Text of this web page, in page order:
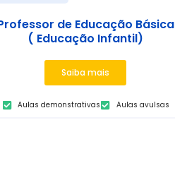
de Educação Básica
( Educação Infantil)
Saiba mais
Aulas demonstrativas Aulas avulsas